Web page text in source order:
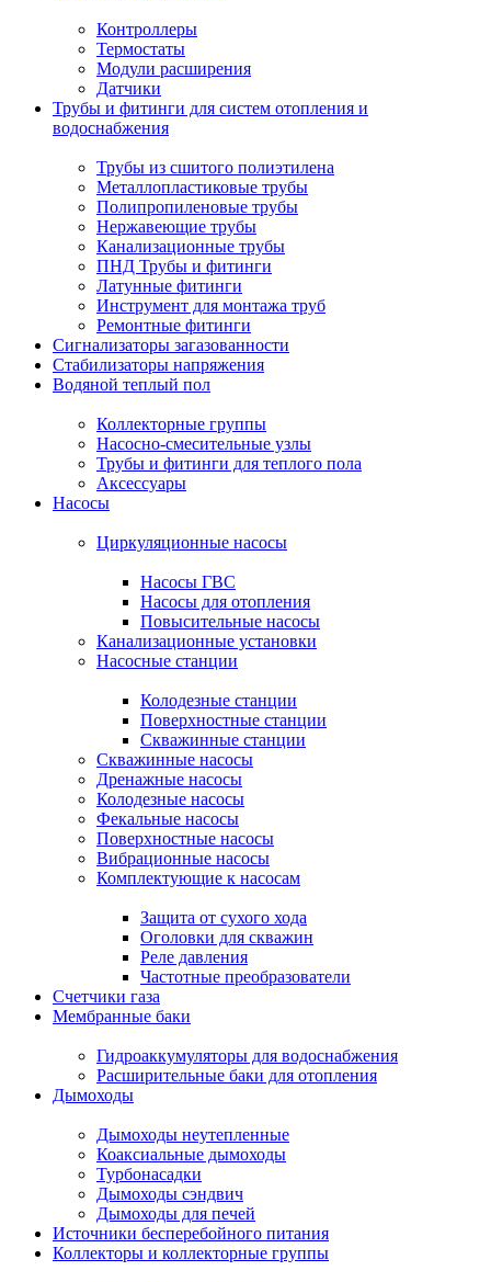
Контроллеры
Термостаты
Модули расширения
Датчики
Трубы и фитинги для систем отопления и
водоснабжения
Трубы из сшитого полиэтилена
Металлопластиковые трубы
Полипропиленовые трубы
Нержавеющие трубы
Канализационные трубы
ПНД Трубы и фитинги
Латунные фитинги
Инструмент для монтажа труб
Ремонтные фитинги
Сигнализаторы загазованности
Стабилизаторы напряжения
Водяной теплый пол
Коллекторные группы
Насосно-смесительные узлы
Трубы и фитинги для теплого пола
Аксессуары
Насосы
Циркуляционные насосы
Насосы ГВС
Насосы для отопления
Повысительные насосы
Канализационные установки
Насосные станции
Колодезные станции
Поверхностные станции
Скважинные станции
Скважинные насосы
Дренажные насосы
Колодезные насосы
Фекальные насосы
Поверхностные насосы
Вибрационные насосы
Комплектующие к насосам
Защита от сухого хода
Оголовки для скважин
Реле давления
Частотные преобразователи
Счетчики газа
Мембранные баки
Гидроаккумуляторы для водоснабжения
Расширительные баки для отопления
Дымоходы
Дымоходы неутепленные
Коаксиальные дымоходы
Турбонасадки
Дымоходы сэндвич
Дымоходы для печей
Источники бесперебойного питания
Коллекторы и коллекторные группы